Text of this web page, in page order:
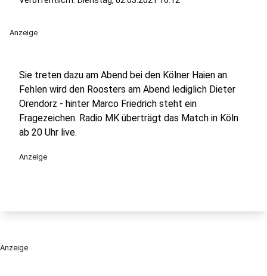
Anzeige
Sie treten dazu am Abend bei den Kölner Haien an.
Fehlen wird den Roosters am Abend lediglich Dieter
Orendorz - hinter Marco Friedrich steht ein
Fragezeichen. Radio MK überträgt das Match in Köln
ab 20 Uhr live.
Anzeige
Anzeige